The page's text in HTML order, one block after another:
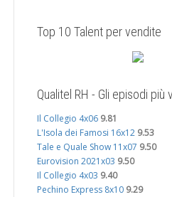
Top 10 Talent per vendite
Qualitel RH - Gli episodi più
Il Collegio 4x06 9.81
L'Isola dei Famosi 16x12 9.53
Tale e Quale Show 11x07 9.50
Eurovision 2021x03 9.50
Il Collegio 4x03 9.40
Pechino Express 8x10 9.29